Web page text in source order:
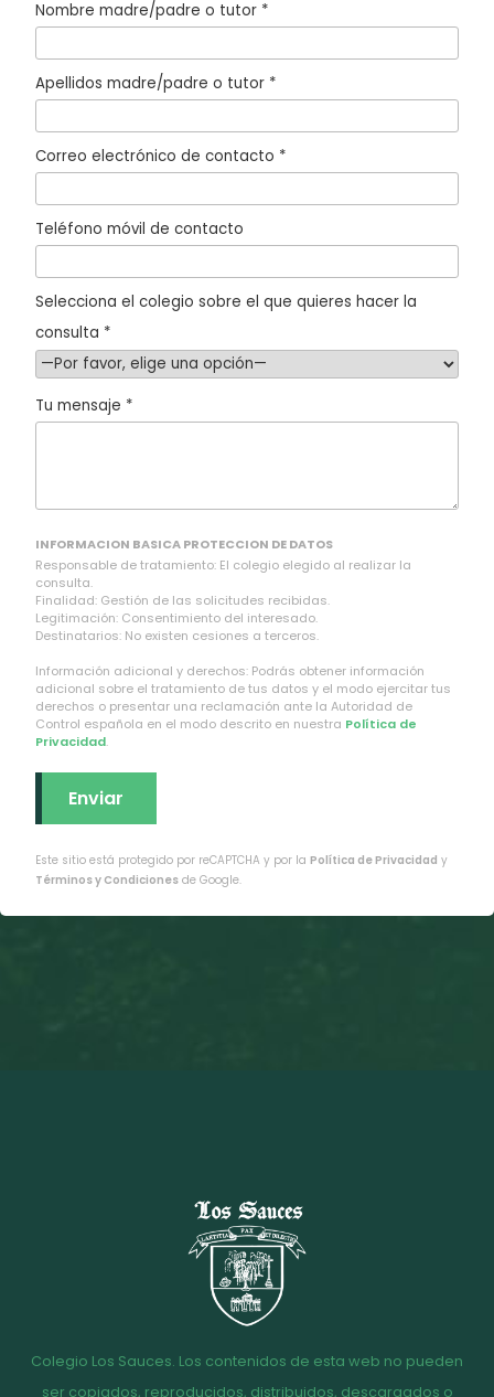
Nombre madre/padre o tutor *
Apellidos madre/padre o tutor *
Correo electrónico de contacto *
Teléfono móvil de contacto
Selecciona el colegio sobre el que quieres hacer la
consulta *
Tu mensaje *
INFORMACION BASICA PROTECCION DE DATOS
Responsable de tratamiento: El colegio elegido al realizar la
consulta.
Finalidad: Gestión de las solicitudes recibidas.
Legitimación: Consentimiento del interesado.
Destinatarios: No existen cesiones a terceros.
Información adicional y derechos: Podrás obtener información
adicional sobre el tratamiento de tus datos y el modo ejercitar tus
derechos o presentar una reclamación ante la Autoridad de
Control española en el modo descrito en nuestra Política de
Privacidad.
Este sitio está protegido por reCAPTCHA y por la Política de Privacidad y
Términos y Condiciones de Google.
Colegio Los Sauces. Los contenidos de esta web no pueden
ser copiados, reproducidos, distribuidos, descargados o